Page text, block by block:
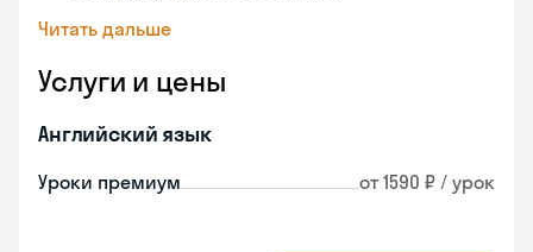
Читать дальше
Услуги и цены
Английский язык
Уроки премиум от 1590 ₽ / урок